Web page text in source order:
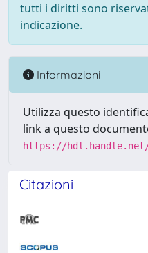
tutti i diritti sono
indicazione.
Informazioni
Utilizza questo
link a questo
https://hdl.handle.net/
Citazioni